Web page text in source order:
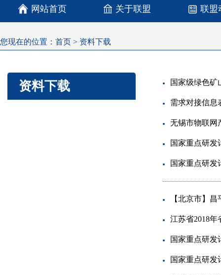
 网站首页 关于联盟 联盟
您现在的位置： 首页 > 资料下载
资料下载 国家级绿色矿
需求对接信息
无锡市物联网
国家重点研发
国家重点研发
【北京市】
江苏省2018
国家重点研发
国家重点研发